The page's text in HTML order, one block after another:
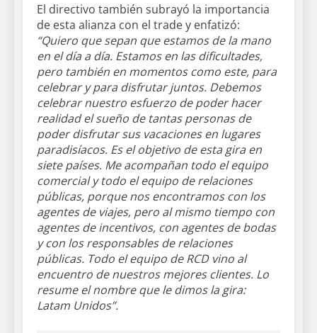
El directivo también subrayó la importancia
de esta alianza con el trade y enfatizó:
“Quiero que sepan que estamos de la mano
en el día a día. Estamos en las dificultades,
pero también en momentos como este, para
celebrar y para disfrutar juntos. Debemos
celebrar nuestro esfuerzo de poder hacer
realidad el sueño de tantas personas de
poder disfrutar sus vacaciones en lugares
paradisíacos. Es el objetivo de esta gira en
siete países. Me acompañan todo el equipo
comercial y todo el equipo de relaciones
públicas, porque nos encontramos con los
agentes de viajes, pero al mismo tiempo con
agentes de incentivos, con agentes de bodas
y con los responsables de relaciones
públicas. Todo el equipo de RCD vino al
encuentro de nuestros mejores clientes. Lo
resume el nombre que le dimos la gira:
Latam Unidos”.